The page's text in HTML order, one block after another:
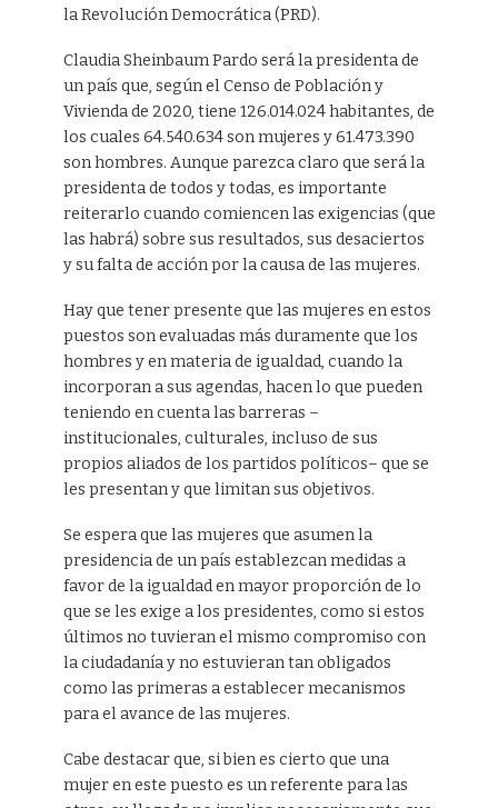
la Revolución Democrática (PRD).
Claudia Sheinbaum Pardo será la presidenta de
un país que, según el Censo de Población y
Vivienda de 2020, tiene 126.014.024 habitantes, de
los cuales 64.540.634 son mujeres y 61.473.390
son hombres. Aunque parezca claro que será la
presidenta de todos y todas, es importante
reiterarlo cuando comiencen las exigencias (que
las habrá) sobre sus resultados, sus desaciertos
y su falta de acción por la causa de las mujeres.
Hay que tener presente que las mujeres en estos
puestos son evaluadas más duramente que los
hombres y en materia de igualdad, cuando la
incorporan a sus agendas, hacen lo que pueden
teniendo en cuenta las barreras –
institucionales, culturales, incluso de sus
propios aliados de los partidos políticos– que se
les presentan y que limitan sus objetivos.
Se espera que las mujeres que asumen la
presidencia de un país establezcan medidas a
favor de la igualdad en mayor proporción de lo
que se les exige a los presidentes, como si estos
últimos no tuvieran el mismo compromiso con
la ciudadanía y no estuvieran tan obligados
como las primeras a establecer mecanismos
para el avance de las mujeres.
Cabe destacar que, si bien es cierto que una
mujer en este puesto es un referente para las